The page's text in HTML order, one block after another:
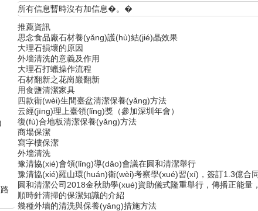
所有信息暫時沒有加信息�。�
推薦資訊
思念食品廠石材養(yǎng)護(hù)結(jié)晶效果
大理石損壞的原因
外墻清洗的意義及作用
大理石打蠟操作流程
石材翻新之花崗巖翻新
用食鹽清潔家具
四款衛(wèi)生間臺盆清潔保養(yǎng)方法
云經(jīng)理上臺領(lǐng)獎（參加深圳年會）
復(fù)合地板清潔保養(yǎng)方法
商場保潔
寫字樓保潔
外墻清洗
豫清協(xié)會領(lǐng)導(dǎo)會議在圓和清潔舉行
豫清協(xié)羅山環(huán)衛(wèi)考察學(xué)習(xí)，簽訂1.3億合同
圓和清潔公司2018金秋助學(xué)資助儀式隆重舉行，傳播正能量，讓
順時針清掃的保潔知識的介紹
幾種外墻的清洗與保養(yǎng)措施方法